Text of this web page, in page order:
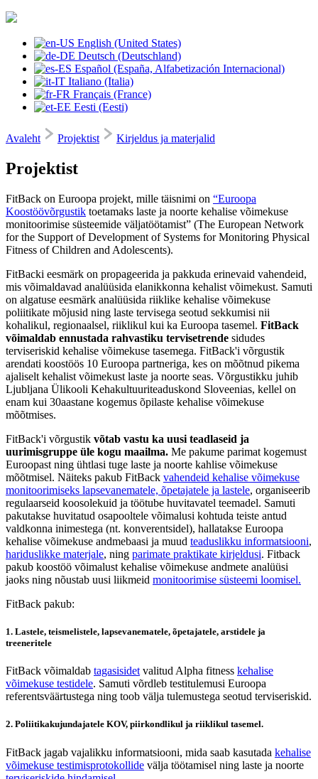
English (United States)
Deutsch (Deutschland)
Español (España, Alfabetización Internacional)
Italiano (Italia)
Français (France)
Eesti (Eesti)
Avaleht Projektist Kirjeldus ja materjalid
Projektist
FitBack on Euroopa projekt, mille täisnimi on “Euroopa
Koostöövõrgustik toetamaks laste ja noorte kehalise võimekuse
monitoorimise süsteemide väljatöötamist” (The European Network
for the Support of Development of Systems for Monitoring Physical
Fitness of Children and Adolescents).
FitBacki eesmärk on propageerida ja pakkuda erinevaid vahendeid,
mis võimaldavad analüüsida elanikkonna kehalist võimekust. Samuti
on algatuse eesmärk analüüsida riiklike kehalise võimekuse
poliitikate mõjusid ning laste tervisega seotud sekkumisi nii
kohalikul, regionaalsel, riiklikul kui ka Euroopa tasemel. FitBack
võimaldab ennustada rahvastiku tervisetrende sidudes
terviseriskid kehalise võimekuse tasemega. FitBack'i võrgustik
arendati koostöös 10 Euroopa partneriga, kes on mõõtnud pikema
ajaliselt kehalist võimekust laste ja noorte seas. Võrgustikku juhib
Ljubljana Ülikooli Kehakultuuriteaduskond Sloveenias, kellel on
enam kui 30aastane kogemus õpilaste kehalise võimekuse
mõõtmises.
FitBack'i võrgustik võtab vastu ka uusi teadlaseid ja
uurimisgruppe üle kogu maailma. Me pakume parimat kogemust
Euroopast ning ühtlasi tuge laste ja noorte kahlise võimekuse
mõõtmisel. Näiteks pakub FitBack vahendeid kehalise võimekuse
monitoorimiseks lapsevanematele, õpetajatele ja lastele, organiseerib
regulaarseid koosolekuid ja töötube huvitavatel teemadel. Samuti
pakutakse huvitatud osapooltele võimalusi kohtuda teiste antud
valdkonna inimestega (nt. konverentsidel), hallatakse Euroopa
kehalise võimekuse andmebaasi ja muud teaduslikku informatsiooni,
hariduslikke materjale, ning parimate praktikate kirjeldusi. Fitback
pakub koostöö võimalust kehalise võimekuse andmete analüüsi
jaoks ning nõustab uusi liikmeid monitoorimise süsteemi loomisel.
FitBack pakub:
1. Lastele, teismelistele, lapsevanematele, õpetajatele, arstidele ja
treeneritele
FitBack võimaldab tagasisidet valitud Alpha fitness kehalise
võimekuse testidele. Samuti võrdleb testitulemusi Euroopa
referentsväärtustega ning toob välja tulemustega seotud terviseriskid.
2. Poliitikakujundajatele KOV, piirkondlikul ja riiklikul tasemel.
FitBack jagab vajalikku informatsiooni, mida saab kasutada kehalise
võimekuse testimisprotokollide välja töötamisel ning laste ja noorte